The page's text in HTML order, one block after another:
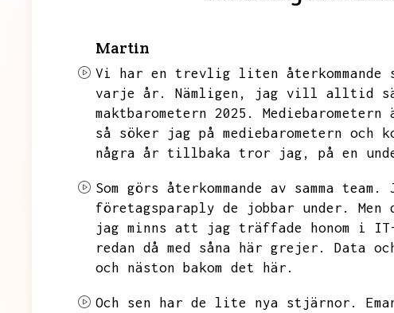
Martin
Vi har en trevlig liten
varje år.
Nämligen, jag vill alltid
maktbarometern 2025.
så söker jag på mediebarometern
några år tillbaka tror jag,
på en
Som görs återkommande av samma team.
företagsparaply de jobbar under.
jag minns att jag träffade honom i IT-
redan då med såna här grejer.
Data
och näston bakom det här.
Och sen har de lite nya stjärnor.